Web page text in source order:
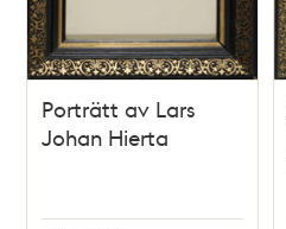
Porträtt av Lars
Johan Hierta